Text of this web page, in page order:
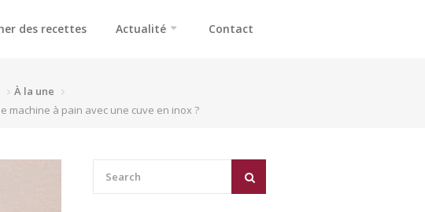
des recettes Actualité Contact
À la une
machine à pain avec une cuve en inox ?